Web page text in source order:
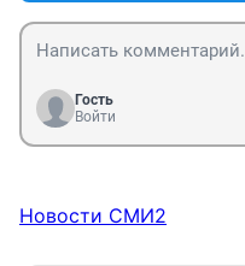
Гость
Войти
Новости СМИ2